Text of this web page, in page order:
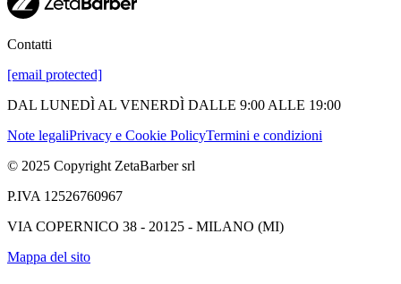
Contatti
[email protected]
DAL LUNEDÌ AL VENERDÌ DALLE 9:00 ALLE 19:00
Note legaliPrivacy e Cookie PolicyTermini e condizioni
© 2025 Copyright ZetaBarber srl
P.IVA 12526760967
VIA COPERNICO 38 - 20125 - MILANO (MI)
Mappa del sito